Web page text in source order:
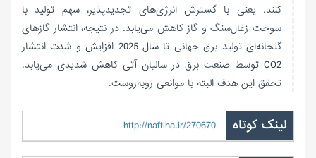
کنند. یعنی با گسترش انرژی‌های تجدیدپذیر، سهم تولید با
سوخت زغال‌سنگ و گاز کاهش می‌یابد. در نتیجه، انتشار گازهای
گلخانه‌ای تولید برق جهانی تا سال 2025 افزایش و شدت انتشار
CO2 توسط صنعت برق در سالیان آتی کاهش شدیدی می‌یابد.
تحقق این هدف البته با موانعی روبه‌روست.
لینک کوتاه http://naftiha.ir/270670